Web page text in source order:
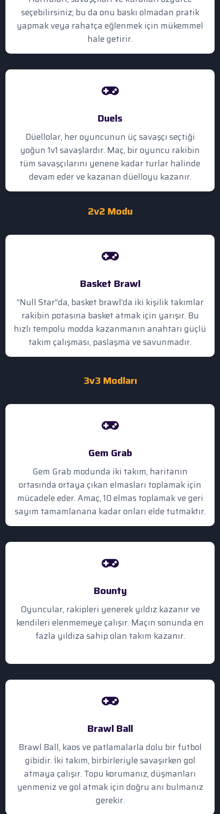
seçebilirsiniz; bu da onu baskı olmadan pratik
yapmak veya rahatça eğlenmek için mükemmel
hale getirir.
Duels
Düellolar, her oyuncunun üç savaşçı seçtiği
yoğun 1v1 savaşlardır. Maç, bir oyuncu rakibin
tüm savaşçılarını yenene kadar turlar halinde
devam eder ve kazanan düelloyu kazanır.
2v2 Modu
Basket Brawl
“Null Star”da, basket brawl’da iki kişilik takımlar
rakibin potasına basket atmak için yarışır. Bu
hızlı tempolu modda kazanmanın anahtarı güçlü
takım çalışması, paslaşma ve savunmadır.
3v3Modları
Gem Grab
Gem Grab modunda iki takım, haritanın
ortasında ortaya çıkan elmasları toplamak için
mücadele eder. Amaç, 10 elmas toplamak ve geri
sayım tamamlanana kadar onları elde tutmaktır.
Bounty
Oyuncular, rakipleri yenerek yıldız kazanır ve
kendileri elenmemeye çalışır. Maçın sonunda en
fazla yıldıza sahip olan takım kazanır.
Brawl Ball
Brawl Ball, kaos ve patlamalarla dolu bir futbol
gibidir. İki takım, birbirleriyle savaşırken gol
atmaya çalışır. Topu korumanız, düşmanları
yenmeniz ve gol atmak için doğru anı bulmanız
gerekir.